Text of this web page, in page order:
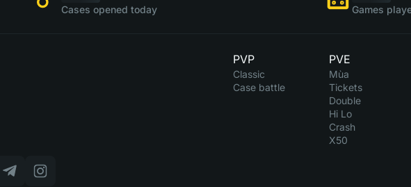
Cases opened today Games
PVP
Classic
Case battle
PVE
Mùa
Tickets
Double
Hi Lo
Crash
X50